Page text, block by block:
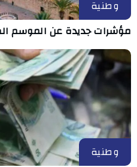
وطنية
مؤشرات جديدة عن الموسم
وطنية